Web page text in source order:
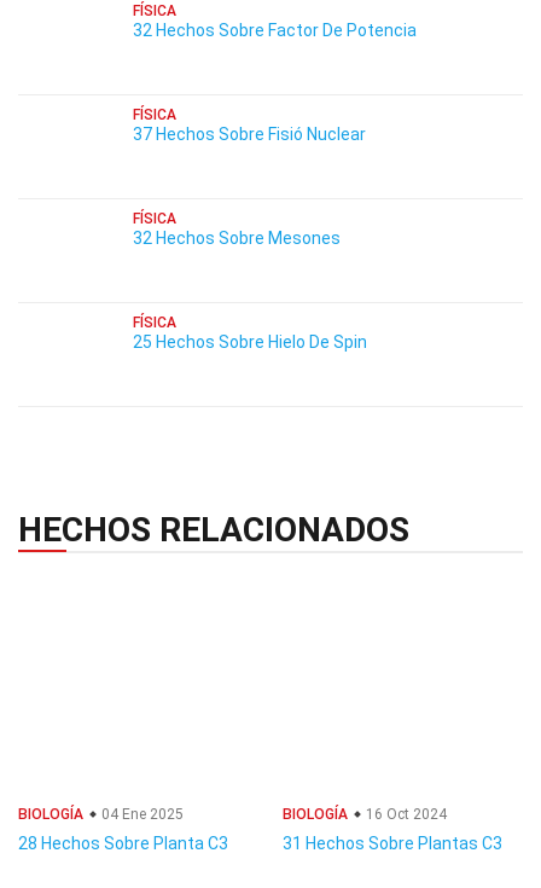
FÍSICA
32 Hechos Sobre Factor De Potencia
FÍSICA
37 Hechos Sobre Fisió Nuclear
FÍSICA
32 Hechos Sobre Mesones
FÍSICA
25 Hechos Sobre Hielo De Spin
HECHOS RELACIONADOS
BIOLOGÍA 04 Ene 2025
28 Hechos Sobre Planta C3
BIOLOGÍA 16 Oct 2024
31 Hechos Sobre Plantas C3